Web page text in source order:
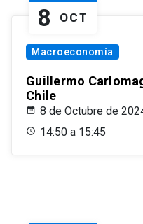
8 OCT
Macroeconomía
Guillermo
Chile
8 de Octubre de
14:50 a 15:45